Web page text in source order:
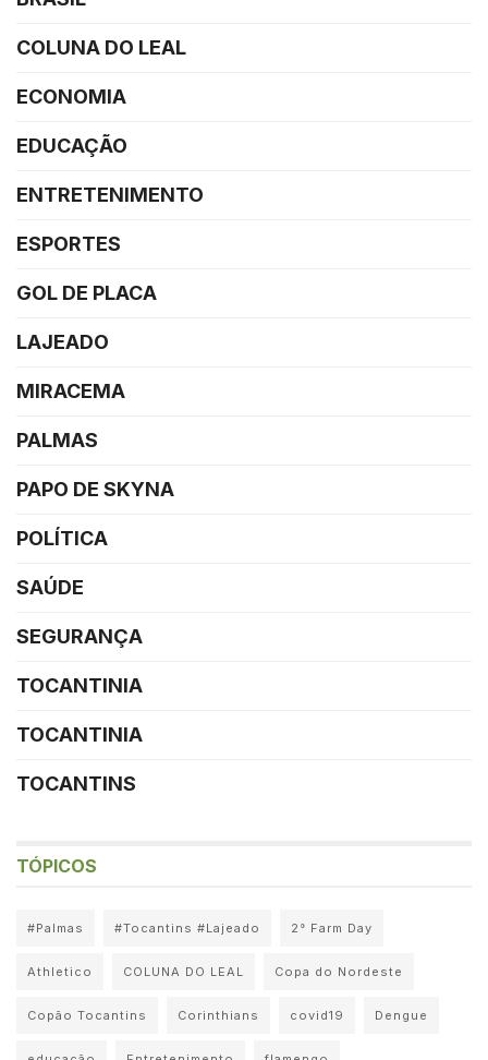
COLUNA DO LEAL
ECONOMIA
EDUCAÇÃO
ENTRETENIMENTO
ESPORTES
GOL DE PLACA
LAJEADO
MIRACEMA
PALMAS
PAPO DE SKYNA
POLÍTICA
SAÚDE
SEGURANÇA
TOCANTINIA
TOCANTINIA
TOCANTINS
TÓPICOS
#Palmas #Tocantins #Lajeado 2° Farm Day
Athletico COLUNA DO LEAL Copa do Nordeste
Copão Tocantins Corinthians covid19 Dengue